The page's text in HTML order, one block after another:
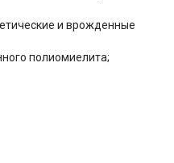
и врожденные
полиомиелита;